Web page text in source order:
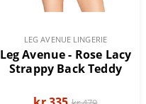
LEG AVENUE LINGERIE
Leg Avenue - Rose Lacy
Strappy Back Teddy